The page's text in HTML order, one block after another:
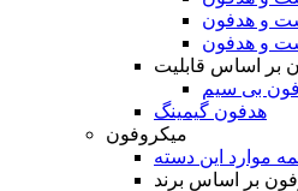
بر اساس قابلیت
بی سیم
هدفون گیمینگ
میکروفون
موارد این دسته
بر اساس برند